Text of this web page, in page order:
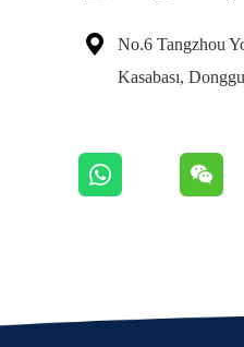

No.6 Tangzhou
Kasabası,